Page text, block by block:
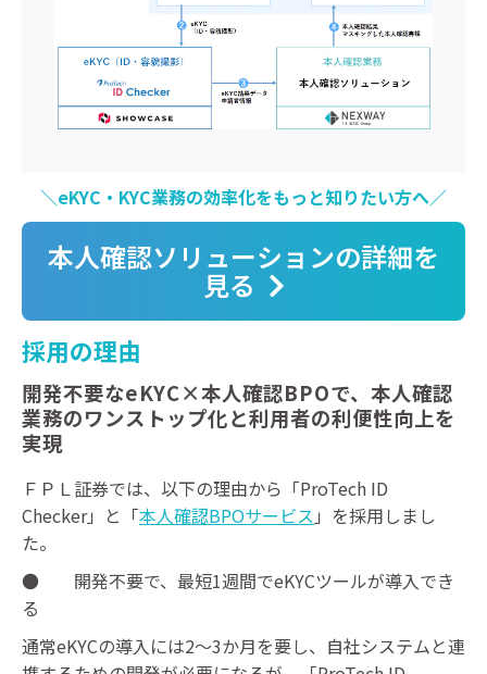
＼eKYC・KYC業務の効率化をもっと知りたい方へ／
本人確認ソリューションの詳細を
見る
採用の理由
開発不要なeKYC×本人確認BPOで、本人確認
業務のワンストップ化と利用者の利便性向上を
実現
ＦＰＬ証券では、以下の理由から「ProTech ID
Checker」と「本人確認BPOサービス 」を採用しまし
た。
● 開発不要で、最短1週間でeKYCツールが導入でき
る
通常eKYCの導入には2～3か月を要し、自社システムと連